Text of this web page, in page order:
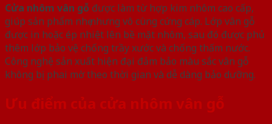
Cửa nhôm vân gỗ được làm từ hợp kim nhôm cao cấp,
giúp sản phẩm nhẹ nhưng vô cùng cứng cáp. Lớp vân gỗ
được in hoặc ép nhiệt lên bề mặt nhôm, sau đó được phủ
thêm lớp bảo vệ chống trầy xước và chống thấm nước.
Công nghệ sản xuất hiện đại đảm bảo màu sắc vân gỗ
không bị phai mờ theo thời gian và dễ dàng bảo dưỡng.
Ưu điểm của cửa nhôm vân gỗ